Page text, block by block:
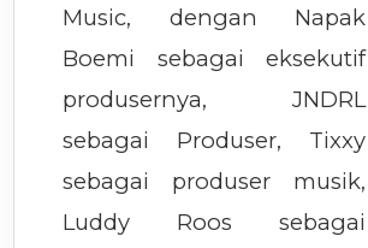
Music, dengan Napak
Boemi sebagai eksekutif
produsernya, JNDRL
sebagai Produser, Tixxy
sebagai produser musik,
Luddy Roos sebagai